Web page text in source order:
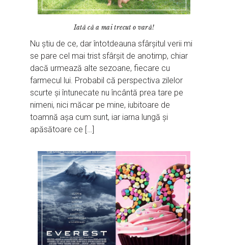
Iată că a mai trecut o vară!
Nu știu de ce, dar întotdeauna sfârșitul verii mi
se pare cel mai trist sfârșit de anotimp, chiar
dacă urmează alte sezoane, fiecare cu
farmecul lui. Probabil că perspectiva zilelor
scurte și întunecate nu încântă prea tare pe
nimeni, nici măcar pe mine, iubitoare de
toamnă așa cum sunt, iar iarna lungă și
apăsătoare ce […]